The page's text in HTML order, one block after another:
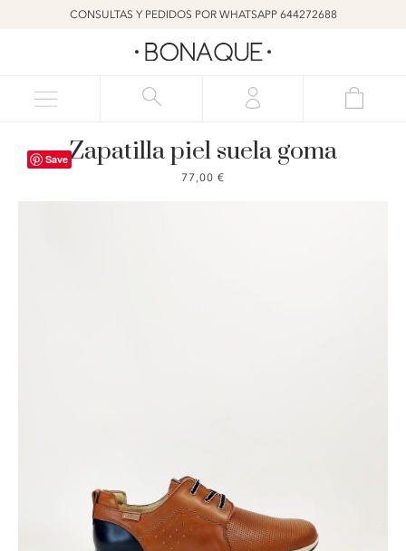
CONSULTAS Y PEDIDOS POR WHATSAPP 644272688
Zapatilla piel suela goma
77,00 €
Save